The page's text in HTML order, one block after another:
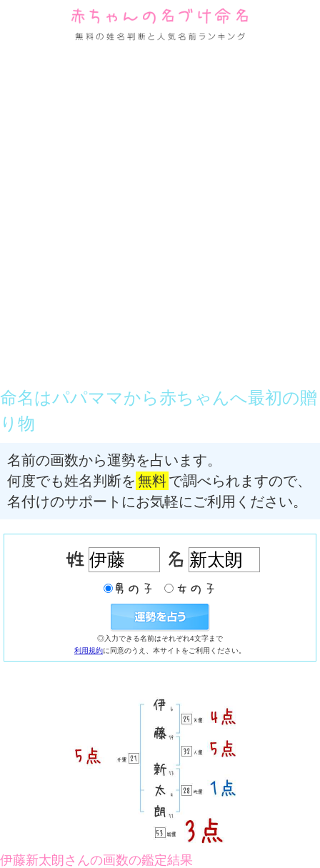
命名はパパママから赤ちゃんへ最初の贈
り物
名前の画数から運勢を占います。
何度でも姓名判断を 無料で調べられますので、
名付けのサポートにお気軽にご利用ください。
◎入力できる名前はそれぞれ4文字まで
利用規約に同意のうえ、本サイトをご利用ください。
伊藤新太朗さんの画数の鑑定結果